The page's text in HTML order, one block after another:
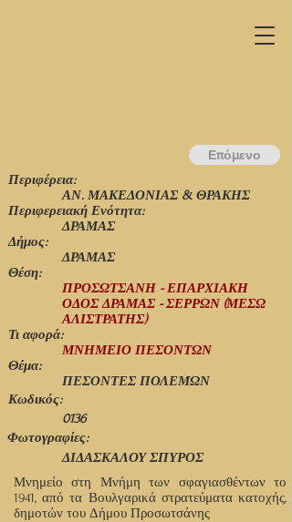
Περιφέρεια:
Μνημείο στη Μνήμη των σφαγιασθέντων το
1941, από τα Βουλγαρικά στρατεύματα κατοχής,
δημοτών του Δήμου Προσωτσάνης
ΔΡΑΜΑΣ
ΑΝ. ΜΑΚΕΔΟΝΙΑΣ & ΘΡΑΚΗΣ
Περιφερειακή Ενότητα:
ΔΡΑΜΑΣ
Δήμος:
Θέση:
ΠΡΟΣΩΤΣΑΝΗ - ΕΠΑΡΧΙΑΚΗ
ΟΔΟΣ ΔΡΑΜΑΣ - ΣΕΡΡΩΝ (ΜΕΣΩ
ΑΛΙΣΤΡΑΤΗΣ)
Τι αφορά:
ΜΝΗΜΕΙΟ ΠΕΣΟΝΤΩΝ
Θέμα:
ΠΕΣΟΝΤΕΣ ΠΟΛΕΜΩΝ
Φωτογραφίες:
ΔΙΔΑΣΚΑΛΟΥ ΣΠΥΡΟΣ
Κωδικός:
0136
Επόμενο